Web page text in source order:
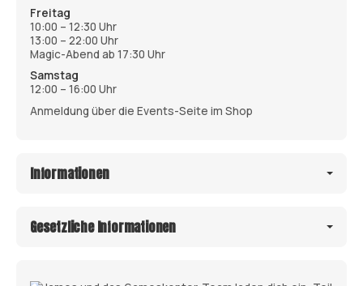
Freitag
10:00 – 12:30 Uhr
13:00 – 22:00 Uhr
Magic-Abend ab 17:30 Uhr
Samstag
12:00 – 16:00 Uhr
Anmeldung über die Events-Seite im Shop
Informationen
Gesetzliche Informationen